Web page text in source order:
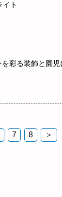
イト
彩る装飾と園
7 8 ＞